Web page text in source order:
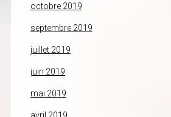
octobre 2019
septembre 2019
juillet 2019
juin 2019
mai 2019